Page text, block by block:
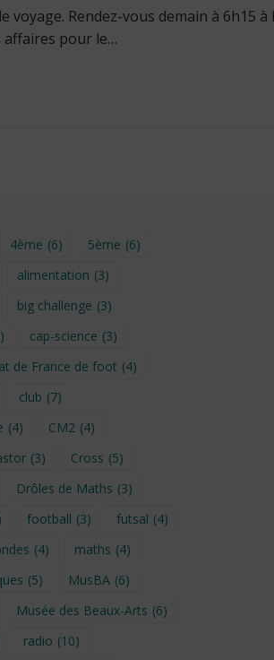
voyage. Rendez-vous demain à 6h15 à
affaires pour le…
4ème (6) 5ème (6)
alimentation (3)
big challenge (3)
cap-science (3)
de France de foot (4)
club (7)
(4) CM2 (4)
(3) Cross (5)
Drôles de Maths (3)
football (3) futsal (4)
(4) maths (4)
(5) MusBA (6)
Musée des Beaux-Arts (6)
radio (10)